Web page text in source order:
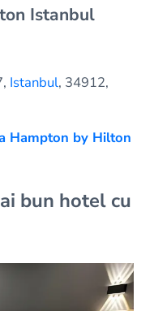
Istanbul
Istanbul, 34912,
Hampton by Hilton
bun hotel cu